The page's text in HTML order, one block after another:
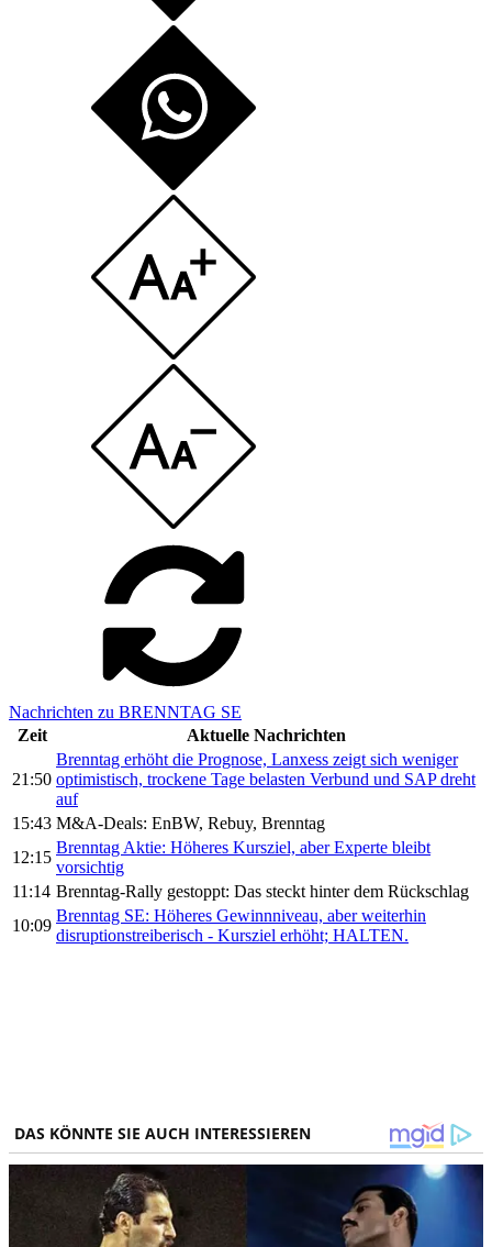
Nachrichten zu BRENNTAG SE
Zeit
Aktuelle Nachrichten
21:50
Brenntag erhöht die Prognose, Lanxess zeigt sich weniger
optimistisch, trockene Tage belasten Verbund und SAP dreht
auf
15:43 M&A-Deals: EnBW, Rebuy, Brenntag
12:15
Brenntag Aktie: Höheres Kursziel, aber Experte bleibt
vorsichtig
11:14 Brenntag-Rally gestoppt: Das steckt hinter dem Rückschlag
10:09
Brenntag SE: Höheres Gewinnniveau, aber weiterhin
disruptionstreiberisch - Kursziel erhöht; HALTEN.